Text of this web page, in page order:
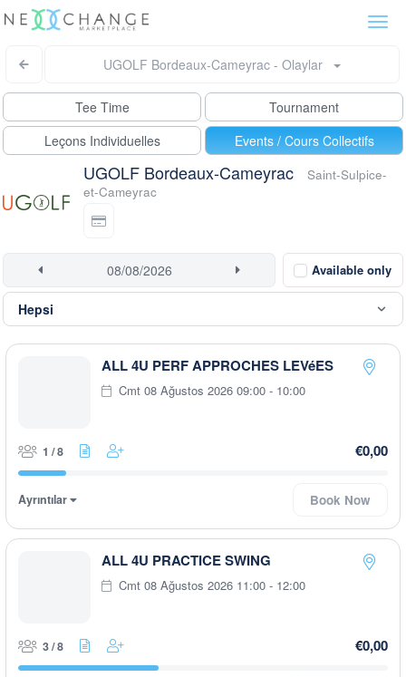
UGOLF Bordeaux-Cameyrac - Olaylar
Tee Time
Tournament
Leçons Individuelles
Events / Cours Collectifs
UGOLF Bordeaux-Cameyrac
Saint-Sulpice-
et-Cameyrac
Available only
ALL 4U PERF APPROCHES LEVéES
Cmt 08 Ağustos 2026 09:00 - 10:00
1 / 8 €0,00
Ayrıntılar Book Now
ALL 4U PRACTICE SWING
Cmt 08 Ağustos 2026 11:00 - 12:00
3 / 8 €0,00